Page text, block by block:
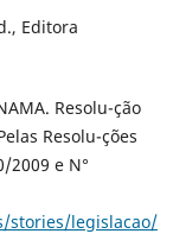
Editora
Resolu-ção
Resolu-ções
2009 e N°
stories/legislacao/